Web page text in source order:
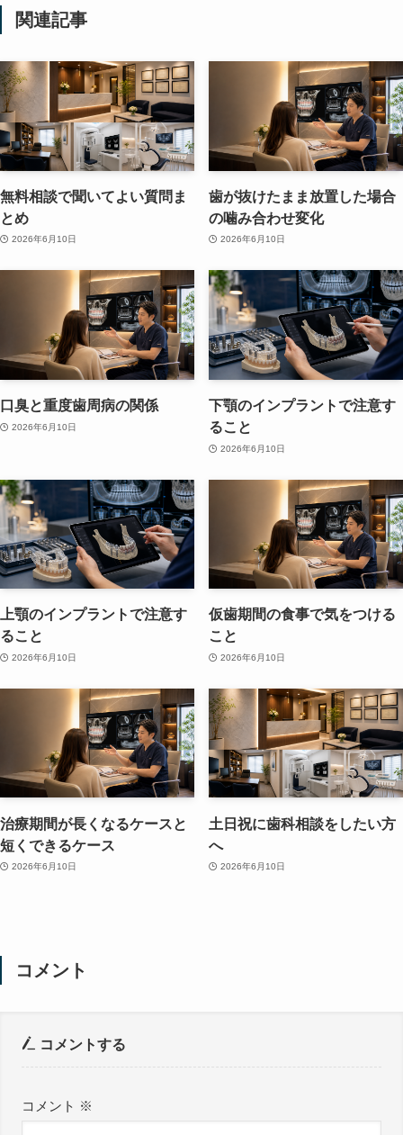
関連記事
無料相談で聞いてよい質問ま
とめ
2026年6月10日
歯が抜けたまま放置した場合
の噛み合わせ変化
2026年6月10日
口臭と重度歯周病の関係
2026年6月10日
下顎のインプラントで注意す
ること
2026年6月10日
上顎のインプラントで注意す
ること
2026年6月10日
仮歯期間の食事で気をつける
こと
2026年6月10日
治療期間が長くなるケースと
短くできるケース
2026年6月10日
土日祝に歯科相談をしたい方
へ
2026年6月10日
コメント
コメントする
コメント ※